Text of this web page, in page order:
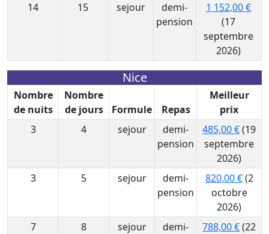
14
15 sejour
demi-
pension
1 152,00 €
(17
septembre
2026)
Nice
Nombre
de nuits
Nombre
de jours
Formule Repas
Meilleur
prix
3
4 sejour
demi-
pension
485,00 €(19
septembre
2026)
3
5 sejour
demi-
pension
820,00 €(2
octobre
2026)
7
8 sejour
demi-
788,00 €(22